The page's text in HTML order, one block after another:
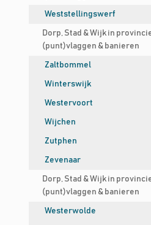
Weststellingswerf
Dorp, Stad & Wijk in
(punt)vlaggen & banieren
Zaltbommel
Winterswijk
Westervoort
Wijchen
Zutphen
Zevenaar
Dorp, Stad & Wijk in
(punt)vlaggen & banieren
Westerwolde